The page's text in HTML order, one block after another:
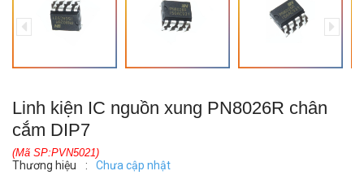
Linh kiện IC nguồn xung PN8026R chân
cắm DIP7
(Mã SP:PVN5021)
Thương hiệu : Chưa cập nhật